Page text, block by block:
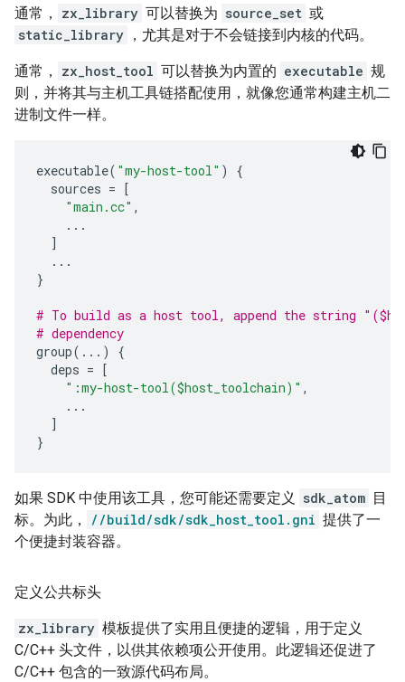
通常， zx_library 可以替换为 source_set 或
static_library ，尤其是对于不会链接到内核的代码。
通常， zx_host_tool 可以替换为内置的 executable 规
则，并将其与主机工具链搭配使用，就像您通常构建主机二
进制文件一样。
executable( "my-host-tool" )
{
sources = [
"main.cc" ,
...
]
...
}
# To build as a host tool, append the string
# dependency
group( ... )
{
deps = [
":my-host-tool($host_toolchain)" ,
...
]
}
如果 SDK 中使用该工具，您可能还需要定义 sdk_atom 目
标。为此，
//build/sdk/sdk_host_tool.gni 提供了一
个便捷封装容器。
定义公共标头
zx_library 模板提供了实用且便捷的逻辑，用于定义
C/C++ 头文件，以供其依赖项公开使用。此逻辑还促进了
C/C++ 包含的一致源代码布局。